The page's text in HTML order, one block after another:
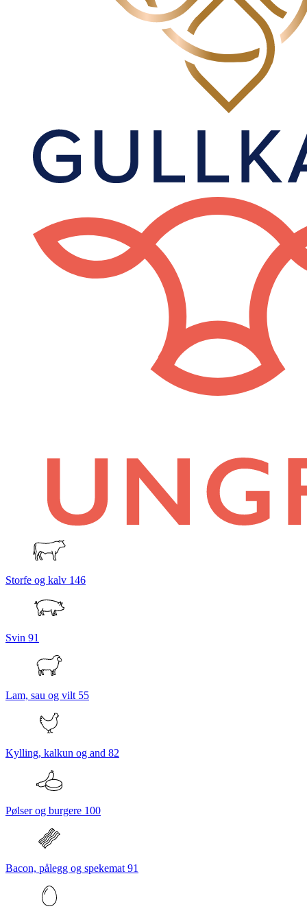
Storfe og kalv 146
Svin 91
Lam, sau og vilt 55
Kylling, kalkun og and 82
Pølser og burgere 100
Bacon, pålegg og spekemat 91